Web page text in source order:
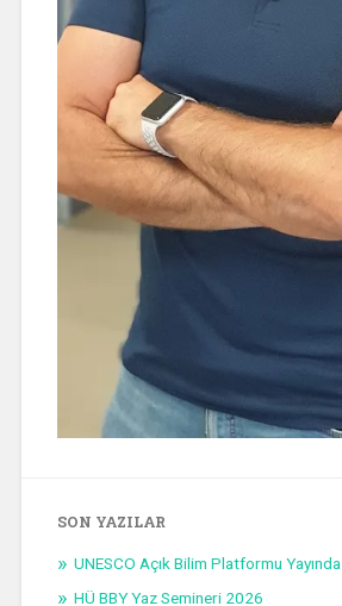
SON YAZILAR
UNESCO Açık Bilim Platformu Yayında
HÜ BBY Yaz Semineri 2026